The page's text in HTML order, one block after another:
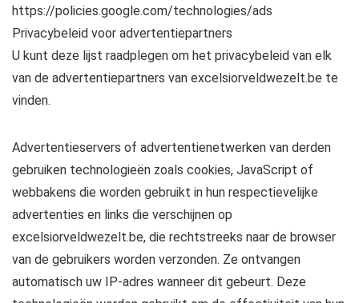
https://policies.google.com/technologies/ads
Privacybeleid voor advertentiepartners
U kunt deze lijst raadplegen om het privacybeleid van elk
van de advertentiepartners van excelsiorveldwezelt.be te
vinden.
Advertentieservers of advertentienetwerken van derden
gebruiken technologieën zoals cookies, JavaScript of
webbakens die worden gebruikt in hun respectievelijke
advertenties en links die verschijnen op
excelsiorveldwezelt.be, die rechtstreeks naar de browser
van de gebruikers worden verzonden. Ze ontvangen
automatisch uw IP-adres wanneer dit gebeurt. Deze